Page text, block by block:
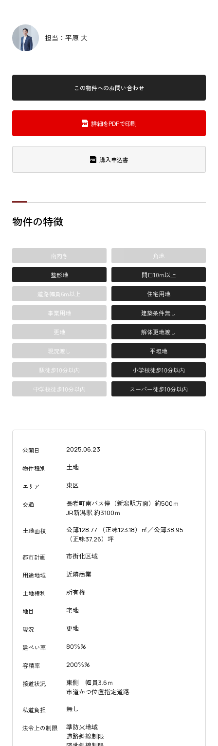
担当：平原 大
この物件へのお問い合わせ
詳細をPDFで印刷
購入申込書
物件の特徴
南向き 角地
整形地 間口10m以上
道路幅員6m以上 住宅用地
事業用地 建築条件無し
更地 解体更地渡し
現況渡し 平坦地
駅徒歩10分以内 小学校徒歩10分以内
中学校徒歩10分以内 スーパー徒歩10分以内
公開日 2025.06.23
物件種別 土地
エリア 東区
交通
長者町南バス停（新潟駅方面）約500ｍ
JR新潟駅 約3100ｍ
土地面積
公簿128.77 （正味123.18）㎡／公簿38.95
（正味37.26）坪
都市計画 市街化区域
用途地域 近隣商業
土地権利 所有権
地目 宅地
現況 更地
建ぺい率 80％%
容積率 200％%
接道状況
東側 幅員3.6ｍ
市道かつ位置指定道路
私道負担 無し
法令上の制限
準防火地域
道路斜線制限